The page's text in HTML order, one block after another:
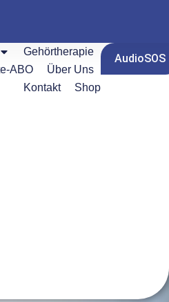
Gehörtherapie
ABO
Über Uns
Kontakt
Shop
AudioSOS